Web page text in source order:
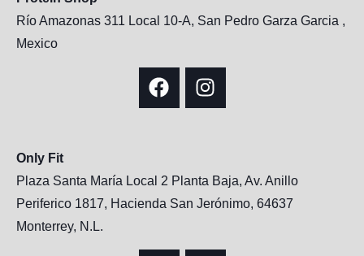
Río Amazonas 311 Local 10-A, San Pedro Garza Garcia ,
Mexico
Only Fit
Plaza Santa María Local 2 Planta Baja, Av. Anillo
Periferico 1817, Hacienda San Jerónimo, 64637
Monterrey, N.L.